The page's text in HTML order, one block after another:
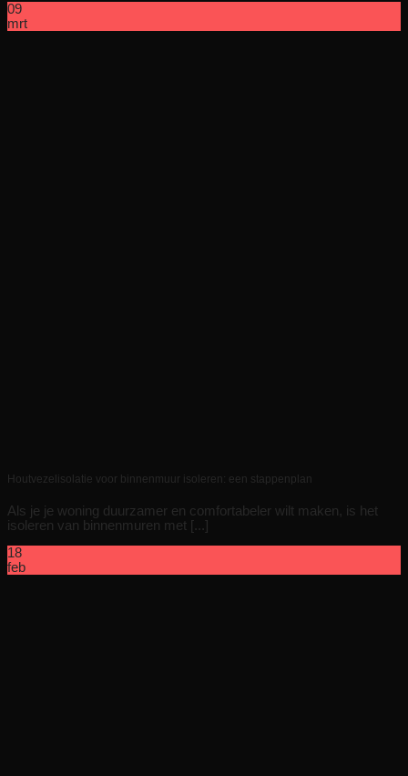
09
mrt
Houtvezelisolatie voor binnenmuur isoleren: een stappenplan
Als je je woning duurzamer en comfortabeler wilt maken, is het
isoleren van binnenmuren met [...]
18
feb